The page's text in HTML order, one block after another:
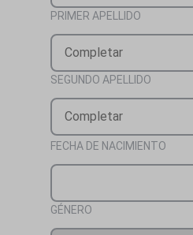
PRIMER APELLIDO
SEGUNDO APELLIDO
FECHA DE NACIMIENTO
GÉNERO